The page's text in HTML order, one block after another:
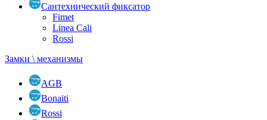
Сантехнический фиксатор
Fimet
Linea Cali
Rossi
Замки \ механизмы
AGB
Bonaiti
Rossi